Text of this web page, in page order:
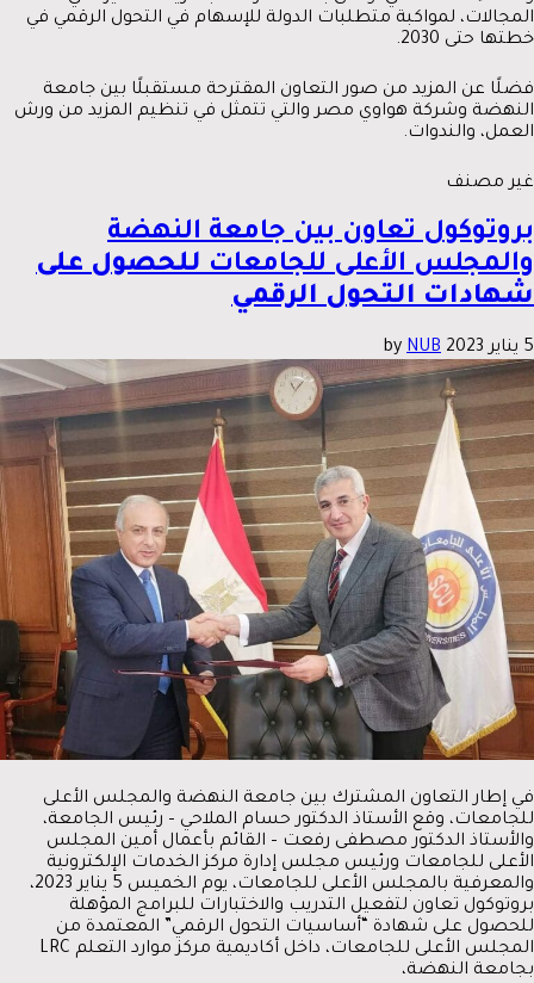
المجالات، لمواكبة متطلبات الدولة للإسهام في التحول الرقمي في
خطتها حتى 2030.
فضلًا عن المزيد من صور التعاون المقترحة مستقبلًا بين جامعة
النهضة وشركة هواوي مصر والتي تتمثل في تنظيم المزيد من ورش
العمل، والندوات.
غير مصنف
بروتوكول تعاون بين جامعة النهضة
والمجلس الأعلى للجامعاتللحصول على
شهادات التحول الرقمي
5 يناير 2023 NUB
في إطار التعاون المشترك بين جامعة النهضة والمجلس الأعلى
للجامعات، وقع الأستاذ الدكتور حسام الملاحي – رئيس الجامعة،
والأستاذ الدكتور مصطفى رفعت – القائم بأعمال أمين المجلس
الأعلى للجامعات ورئيس مجلس إدارة مركز الخدمات الإلكترونية
والمعرفية بالمجلس الأعلى للجامعات، يوم الخميس 5 يناير 2023،
بروتوكول تعاون لتفعيل التدريب والاختبارات للبرامج المؤهلة
للحصول على شهادة “أساسيات التحول الرقمي” المعتمدة من
المجلس الأعلى للجامعات، داخل أكاديمية مركز موارد التعلم LRC
بجامعة النهضة،